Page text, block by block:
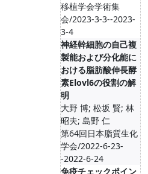
移植学会学術集
会/2023-3-3--2023-
3-4
神経幹細胞の自己複
製能および分化能に
おける脂肪酸伸長酵
素Elovl6の役割の解
明
大野 博; 松坂 賢; 林
昭夫; 島野 仁
第64回日本脂質生化
学会/2022-6-23-
-2022-6-24
免疫チェックポイン